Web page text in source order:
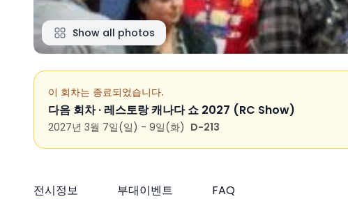
Show all photos
이 회차는 종료되었습니다.
다음 회차 · 레스토랑 캐나다 쇼 2027 (RC Show)
2027년 3월 7일(일) - 9일(화) D-213
전시정보 부대이벤트 FAQ